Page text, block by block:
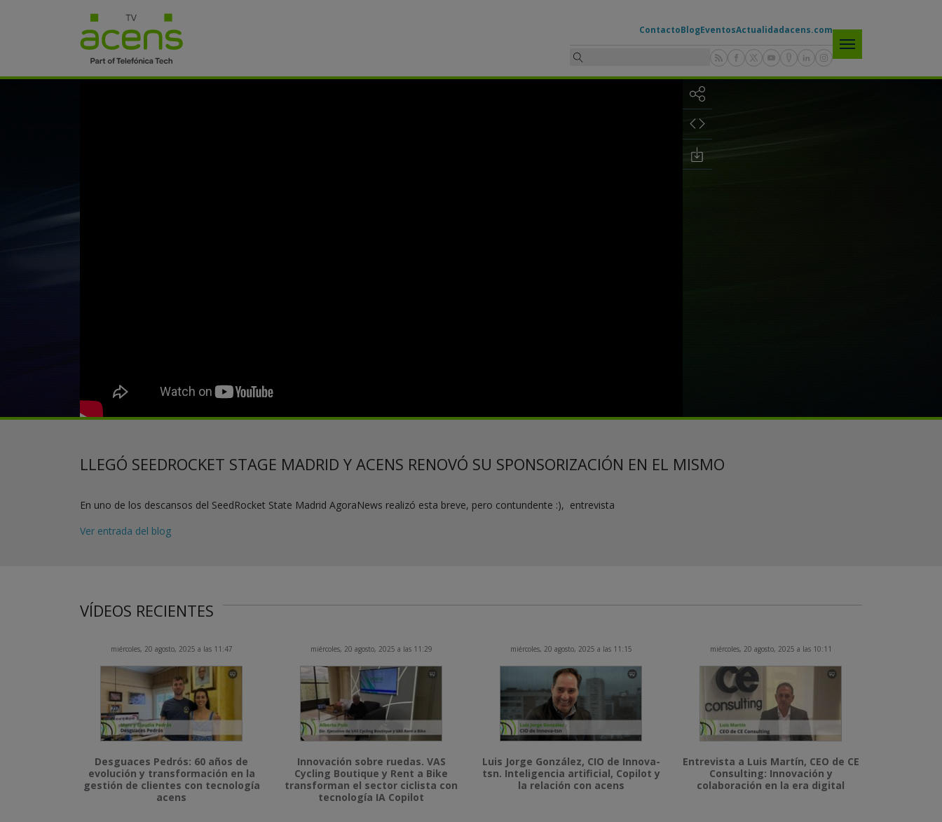
ContactoBlogEventosActualidadacens.com
LLEGÓ SEEDROCKET STAGE MADRID Y ACENS RENOVÓ SU SPONSORIZACIÓN EN EL MISMO
En uno de los descansos del SeedRocket State Madrid AgoraNews realizó esta breve, pero contundente :), entrevista
Ver entrada del blog
VÍDEOS RECIENTES
miércoles, 20 agosto, 2025 a las 11:47
Desguaces Pedrós: 60 años de
evolución y transformación en la
gestión de clientes con tecnología
acens
miércoles, 20 agosto, 2025 a las 11:29
Innovación sobre ruedas. VAS
Cycling Boutique y Rent a Bike
transforman el sector ciclista con
tecnología IA Copilot
miércoles, 20 agosto, 2025 a las 11:15
Luis Jorge González, CIO de Innova-
tsn. Inteligencia artificial, Copilot y
la relación con acens
miércoles, 20 agosto, 2025 a las 10:11
Entrevista a Luis Martín, CEO de CE
Consulting: Innovación y
colaboración en la era digital